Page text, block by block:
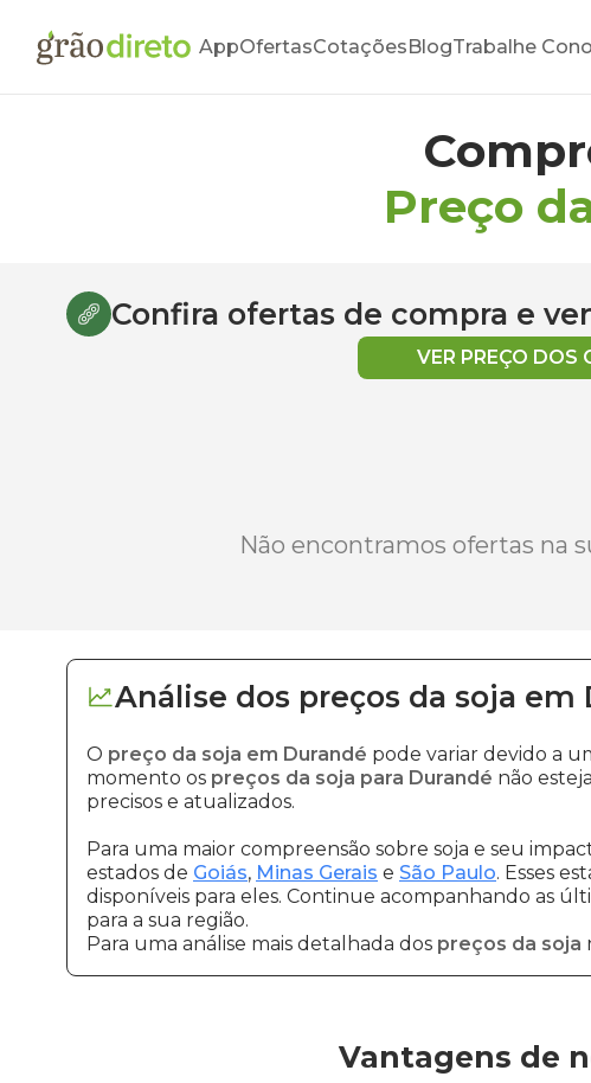
AppOfertasCotaçõesBlogTrabalhe
Preço
Confira ofertas de compra e
VER PREÇO DOS
Não encontramos ofertas na
Análise dos preços da soja em
O preço da soja em Durandé pode variar devido a
momento os preços da soja para Durandé não
precisos e atualizados.
Para uma maior compreensão sobre soja e seu
estados de Goiás, Minas Gerais e São Paulo. Esses
disponíveis para eles. Continue acompanhando as
para a sua região.
Para uma análise mais detalhada dos preços da soja
Vantagens de